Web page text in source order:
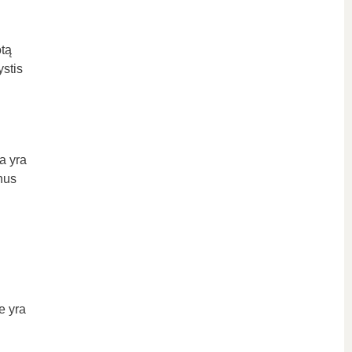
yra
yra